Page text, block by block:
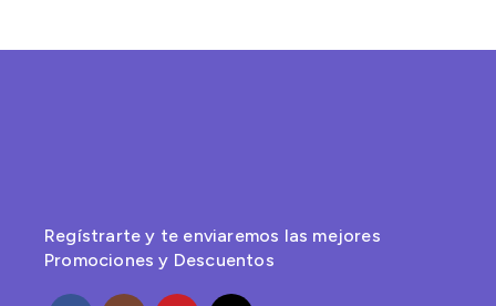
Regístrarte y te enviaremos las mejores
Promociones y Descuentos